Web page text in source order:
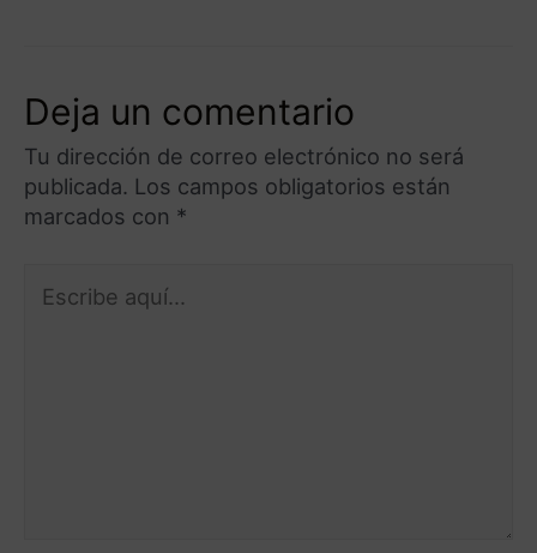
Deja un comentario
Tu dirección de correo electrónico no será
publicada. Los campos obligatorios están
marcados con *